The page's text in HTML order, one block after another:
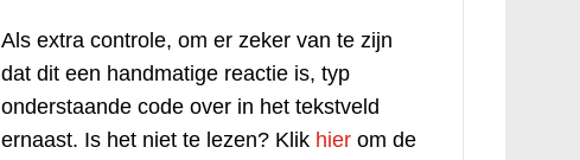
Als extra controle, om er zeker van te zijn
dat dit een handmatige reactie is, typ
onderstaande code over in het tekstveld
ernaast. Is het niet te lezen? Klik hierom de